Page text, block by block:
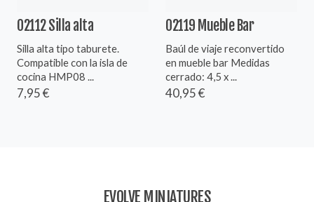
02112 Silla alta
Silla alta tipo taburete.
Compatible con la isla de
cocina HMP08 ...
7,95 €
02119 Mueble Bar
Baúl de viaje reconvertido
en mueble bar Medidas
cerrado: 4,5 x ...
40,95 €
EVOLVE MINIATURES